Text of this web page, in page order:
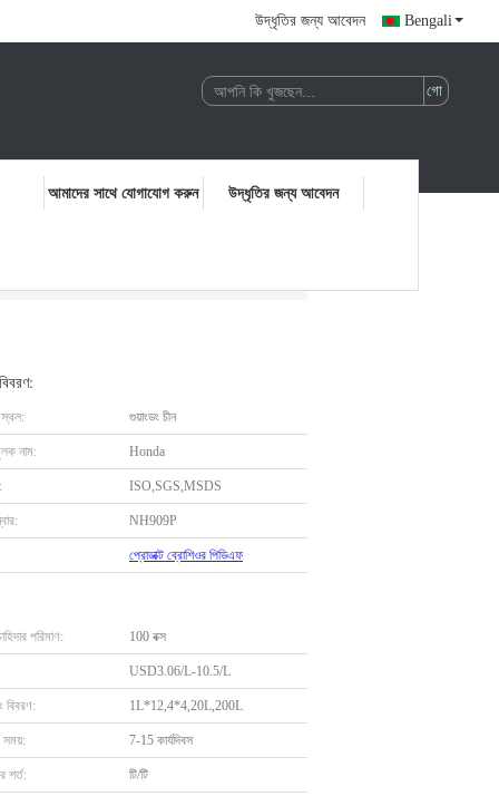
উদ্ধৃতির জন্য আবেদন Bengali
আমাদের সাথে যোগাযোগ করুন উদ্ধৃতির জন্য আবেদন
গুয়াংডং চীন
নাম: Honda
ISO,SGS,MSDS
NH909P
প্রোডাক্ট ব্রোশিওর পিডিএফ
পরিমাণ: 100 বক্স
USD3.06/L-10.5/L
বিবরণ: 1L*12,4*4,20L,200L
সময়: 7-15 কার্যদিবস
শর্ত: টি/টি